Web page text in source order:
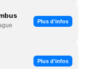
Plus d'infos
Plus d'infos